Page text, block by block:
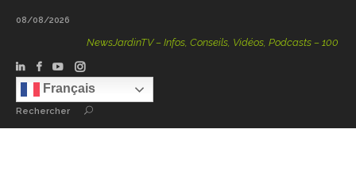
08/08/2026
NewsJardinTV – Infos, Conseils, Vidéos, Podcasts – 100 %
Français
Rechercher